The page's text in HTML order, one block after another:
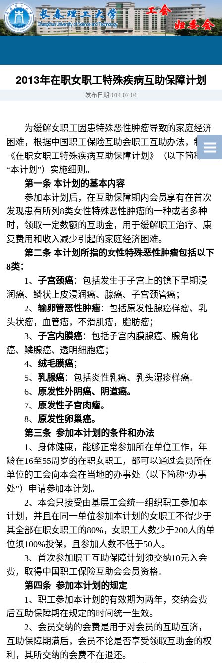
2013年在职女职工特殊疾病互助保障计划
发布日期2014-07-04
为缓解女职工因患特殊恶性肿瘤导致的家庭经济
困难，根据中国职工保险互助会职工互助办法，制定
《在职女职工特殊疾病互助保障计划》（以下简称
“本计划”）实施细则。
第一条本计划的基本内容
参加本计划后，在互助保障期内会员享有在首次
发现患有所列8类女性特殊恶性肿瘤的一种或者多种
时，领取一定数额的互助金，用于缓解职工治疗、康
复费用和收入减少引起的家庭经济困难。
第二条 本计划所指的女性特殊恶性肿瘤包括以下
8类：
1、 子宫颈癌：包括发生于子宫上的镜下早期浸
润癌、鳞状上皮浸润癌、腺癌、子宫颈管癌；
2、输卵管恶性肿瘤：包括原发性腺癌样瘤、乳
头状瘤，血管瘤，不滑肌瘤，脂肪瘤；
3、 子宫内膜癌：包括子宫内膜腺癌、腺角化
癌、鳞腺癌、透明细胞癌；
4、绒毛膜癌；
5、乳腺癌：包括炎性乳癌、乳头湿疹样癌。
6、 原发性外阴癌、阴道癌。
7、 原发性子宫肉瘤。
8、 原发性卵巢癌。
第三条 参加本计划的条件和办法
1、身体健康，能够正常参加所在单位工作，年
龄在16至55周岁的在职女职工，都可以通过会员所在
单位的工会向本会在当地的办事处（以下简称“办事
处”）申请参加本计划。
2、本会只接受由基层工会统一组织职工参加本
计划，并且在同一单位参加本计划的女职工不得少于
其全部在职女职工的80%，女职工人数少于200人的单
位须100%投保，且参加人数不低于50人。
3、首次参加职工互助保障计划须交纳10元入会
费，取得中国职工保险互助会会员资格。
第四条 参加本计划的规定
1、职工参加本计划的有效期为两年，交纳会费
后互助保障期在规定的时间统一生效。
2、会员交纳的会费是用于对会员的互助互济，
互助保障期满后，会员不论是否享受领取互助金的权
利，其所交纳的会费不在退还。